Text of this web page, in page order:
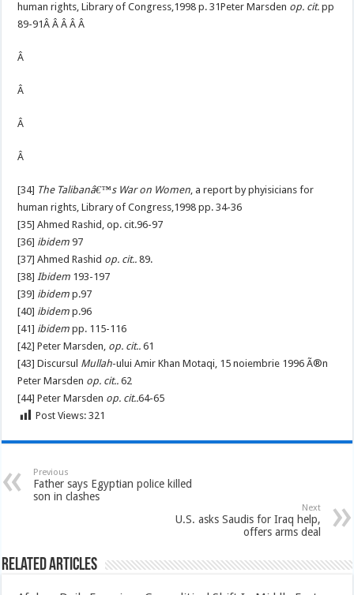
human rights, Library of Congress,1998 p. 31Peter Marsden op. cit. pp
89-91Â Â Â Â Â
Â
Â
Â
Â
[34] The Talibanâ€™s War on Women, a report by phyisicians for
human rights, Library of Congress,1998 pp. 34-36
[35] Ahmed Rashid, op. cit.96-97
[36] ibidem 97
[37] Ahmed Rashid op. cit.. 89.
[38]Ibidem 193-197
[39] ibidem p.97
[40] ibidem p.96
[41] ibidem pp. 115-116
[42] Peter Marsden, op. cit.. 61
[43] Discursul Mullah-ului Amir Khan Motaqi, 15 noiembrie 1996 Ã®n
Peter Marsden op. cit.. 62
[44] Peter Marsden op. cit..64-65
Post Views: 321
Previous
Father says Egyptian police killed
son in clashes
Next
U.S. asks Saudis for Iraq help,
offers arms deal
Related Articles